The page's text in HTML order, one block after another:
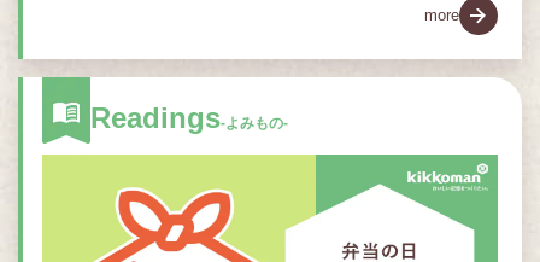
more
Readings-よみもの-